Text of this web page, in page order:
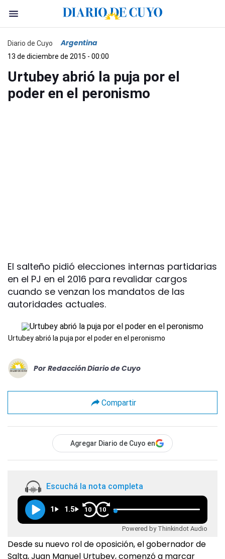
Diario de Cuyo Argentina
13 de diciembre de 2015 - 00:00
Urtubey abrió la puja por el
poder en el peronismo
El salteño pidió elecciones internas partidarias
en el PJ en el 2016 para revalidar cargos
cuando se venzan los mandatos de las
autoridades actuales.
Urtubey abrió la puja por el poder en el peronismo
Por Redacción Diario de Cuyo
Compartir
Agregar Diario de Cuyo en
Escuchá la nota completa
1 1.5 10 10
Powered by Thinkindot Audio
Desde su nuevo rol de oposición, el gobernador de
Salta, Juan Manuel Urtubey, comenzó a marcar